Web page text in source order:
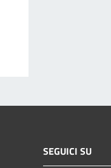
SEGUICI SU